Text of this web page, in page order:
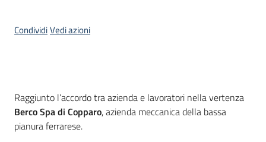
CondividiVedi azioni
Introduzione
Raggiunto l’accordo tra azienda e lavoratori nella vertenza
Berco Spa di Copparo, azienda meccanica della bassa
pianura ferrarese.